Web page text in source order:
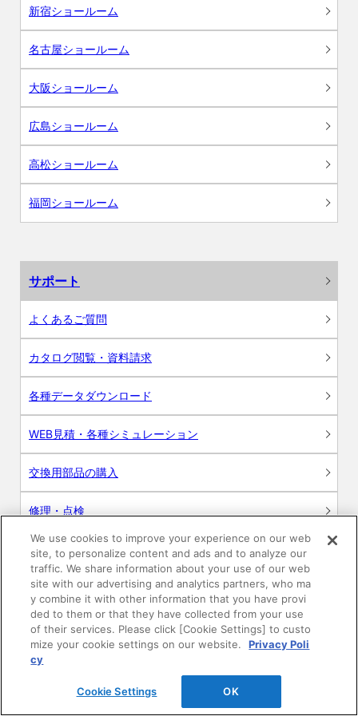
新宿ショールーム
名古屋ショールーム
大阪ショールーム
広島ショールーム
高松ショールーム
福岡ショールーム
サポート
よくあるご質問
カタログ閲覧・資料請求
各種データダウンロード
WEB見積・各種シミュレーション
交換用部品の購入
修理・点検
お問い合わせ
ログイン
建築・設計関係者様向けサイト
ユーザー登録サービス
WEB見積システム
We use cookies to improve your experience on our web
site, to personalize content and ads and to analyze our
traffic. We share information about your use of our web
site with our advertising and analytics partners, who ma
y combine it with other information that you have provi
ded to them or that they have collected from your use
of their services. Please click [Cookie Settings] to custo
mize your cookie settings on our website.
Privacy Poli
cy
Cookie Settings OK